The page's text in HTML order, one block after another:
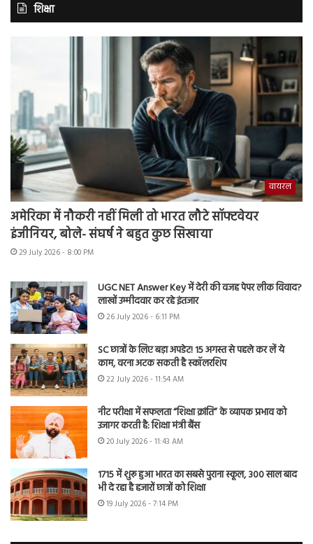
शिक्षा
वायरल
अमेरिका में नौकरी नहीं मिली तो भारत लौटे सॉफ्टवेयर
इंजीनियर, बोले- संघर्ष ने बहुत कुछ सिखाया
29 July 2026 - 8:00 PM
UGC NET Answer Key में देरी की वजह पेपर लीक विवाद?
लाखों उम्मीदवार कर रहे इंतजार
26 July 2026 - 6:11 PM
SC छात्रों के लिए बड़ा अपडेट! 15 अगस्त से पहले कर लें ये
काम, वरना अटक सकती है स्कॉलरशिप
22 July 2026 - 11:54 AM
नीट परीक्षा में सफलता “शिक्षा क्रांति” के व्यापक प्रभाव को
उजागर करती है: शिक्षा मंत्री बैंस
20 July 2026 - 11:43 AM
1715 में शुरू हुआ भारत का सबसे पुराना स्कूल, 300 साल बाद
भी दे रहा है हजारों छात्रों को शिक्षा
19 July 2026 - 7:14 PM